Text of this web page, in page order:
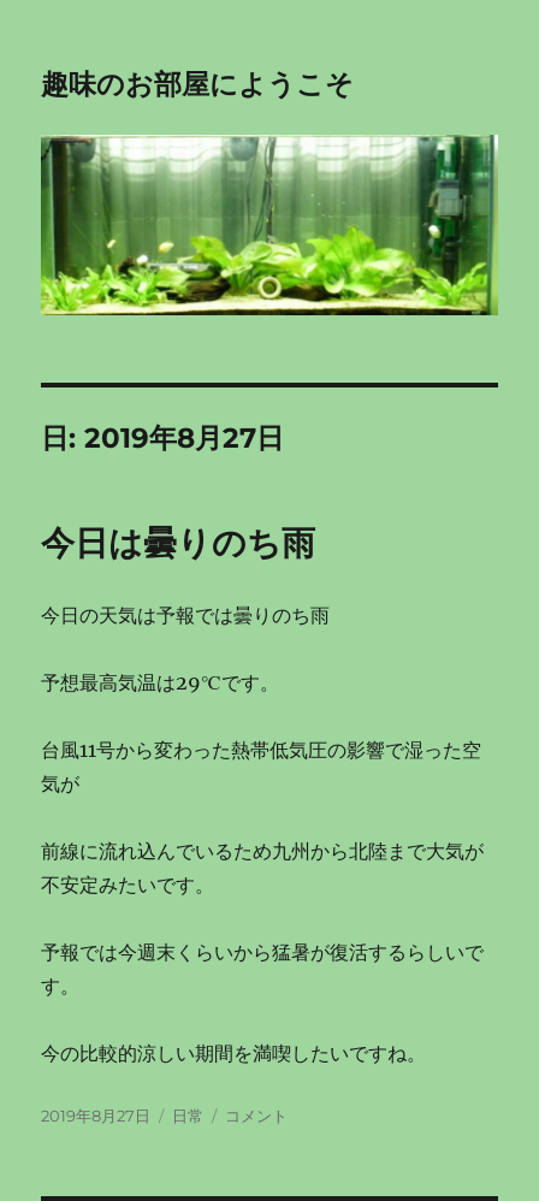
趣味のお部屋にようこそ
日:2019年8月27日
今日は曇りのち雨
今日の天気は予報では曇りのち雨
予想最高気温は29℃です。
台風11号から変わった熱帯低気圧の影響で湿った空
気が
前線に流れ込んでいるため九州から北陸まで大気が
不安定みたいです。
予報では今週末くらいから猛暑が復活するらしいで
す。
今の比較的涼しい期間を満喫したいですね。
投
2019年8月27日
カ
日常
今
コメント